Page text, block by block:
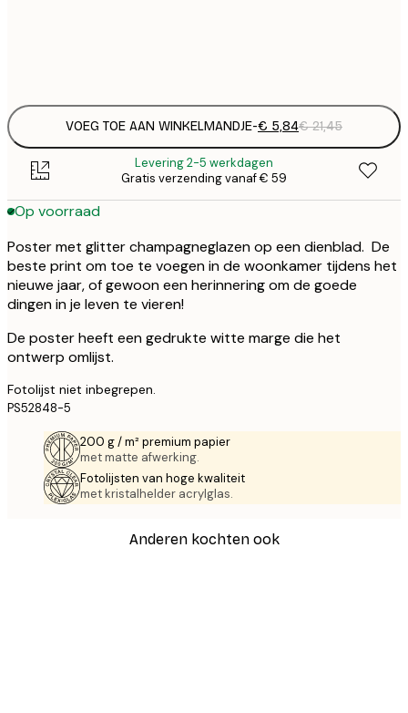
VOEG TOE AAN WINKELMANDJE-€ 5,84€ 21,45
Levering 2-5 werkdagen
Gratis verzending vanaf € 59
Op voorraad
Poster met glitter champagneglazen op een dienblad. De
beste print om toe te voegen in de woonkamer tijdens het
nieuwe jaar, of gewoon een herinnering om de goede
dingen in je leven te vieren!
De poster heeft een gedrukte witte marge die het
ontwerp omlijst.
Fotolijst niet inbegrepen.
PS52848-5
200 g / m² premium papier
met matte afwerking.
Fotolijsten van hoge kwaliteit
met kristalhelder acrylglas.
Anderen kochten ook